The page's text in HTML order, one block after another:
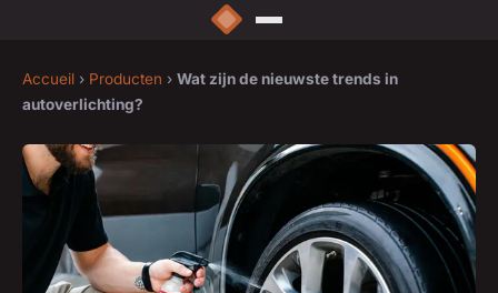
Accueil › Producten › Wat zijn de nieuwste trends in
autoverlichting?